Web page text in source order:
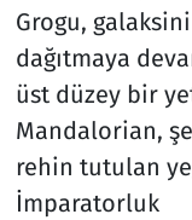
Grogu,
dağıtmaya
üst düzey bir
Mandalorian,
rehin tutulan
İmparatorluk